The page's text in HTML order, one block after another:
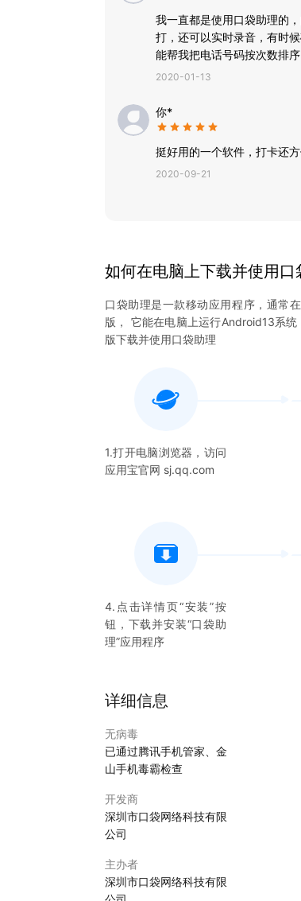
我一直都是使用口袋助理的
打，还可以实时录音，有时
能帮我把电话号码按次数排序
2020-01-13
你*️
挺好用的一个软件，打卡还
2020-09-21
如何在电脑上下载并使用口
口袋助理是一款移动应用程序，通常
版， 它能在电脑上运行Android13系
版下载并使用口袋助理
1.打开电脑浏览器，访问
应用宝官网 sj.qq.com
4.点击详情页“安装”按
钮，下载并安装“口袋助
理”应用程序
详细信息
无病毒
已通过腾讯手机管家、金
山手机毒霸检查
开发商
深圳市口袋网络科技有限
公司
主办者
深圳市口袋网络科技有限